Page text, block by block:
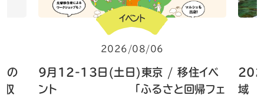
の
収
イベント
2026/08/06
9月12-13日(土日)東京 / 移住イベ
ント 「ふるさと回帰フェ
域